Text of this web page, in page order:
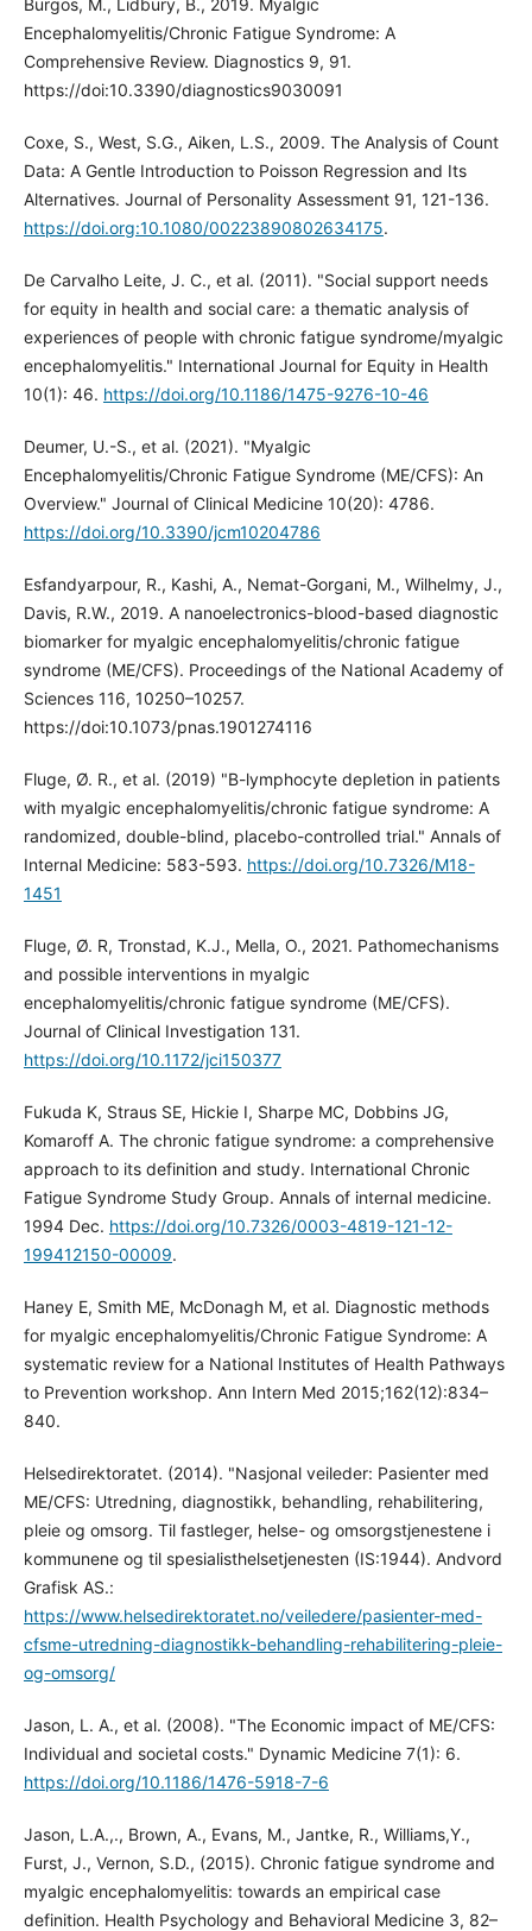
Encephalomyelitis/Chronic Fatigue Syndrome: A
Comprehensive Review. Diagnostics 9, 91.
https://doi:10.3390/diagnostics9030091
Coxe, S., West, S.G., Aiken, L.S., 2009. The Analysis of Count
Data: A Gentle Introduction to Poisson Regression and Its
Alternatives. Journal of Personality Assessment 91, 121-136.
https://doi.org:10.1080/00223890802634175.
De Carvalho Leite, J. C., et al. (2011). "Social support needs
for equity in health and social care: a thematic analysis of
experiences of people with chronic fatigue syndrome/myalgic
encephalomyelitis." International Journal for Equity in Health
10(1): 46. https://doi.org/10.1186/1475-9276-10-46
Deumer, U.-S., et al. (2021). "Myalgic
Encephalomyelitis/Chronic Fatigue Syndrome (ME/CFS): An
Overview." Journal of Clinical Medicine 10(20): 4786.
https://doi.org/10.3390/jcm10204786
Esfandyarpour, R., Kashi, A., Nemat-Gorgani, M., Wilhelmy, J.,
Davis, R.W., 2019. A nanoelectronics-blood-based diagnostic
biomarker for myalgic encephalomyelitis/chronic fatigue
syndrome (ME/CFS). Proceedings of the National Academy of
Sciences 116, 10250–10257.
https://doi:10.1073/pnas.1901274116
Fluge, Ø. R., et al. (2019) "B-lymphocyte depletion in patients
with myalgic encephalomyelitis/chronic fatigue syndrome: A
randomized, double-blind, placebo-controlled trial." Annals of
Internal Medicine: 583-593. https://doi.org/10.7326/M18-
1451
Fluge, Ø. R, Tronstad, K.J., Mella, O., 2021. Pathomechanisms
and possible interventions in myalgic
encephalomyelitis/chronic fatigue syndrome (ME/CFS).
Journal of Clinical Investigation 131.
https://doi.org/10.1172/jci150377
Fukuda K, Straus SE, Hickie I, Sharpe MC, Dobbins JG,
Komaroff A. The chronic fatigue syndrome: a comprehensive
approach to its definition and study. International Chronic
Fatigue Syndrome Study Group. Annals of internal medicine.
1994 Dec. https://doi.org/10.7326/0003-4819-121-12-
199412150-00009.
Haney E, Smith ME, McDonagh M, et al. Diagnostic methods
for myalgic encephalomyelitis/Chronic Fatigue Syndrome: A
systematic review for a National Institutes of Health Pathways
to Prevention workshop. Ann Intern Med 2015;162(12):834–
840.
Helsedirektoratet. (2014). "Nasjonal veileder: Pasienter med
ME/CFS: Utredning, diagnostikk, behandling, rehabilitering,
pleie og omsorg. Til fastleger, helse- og omsorgstjenestene i
kommunene og til spesialisthelsetjenesten (IS:1944). Andvord
Grafisk AS.:
https://www.helsedirektoratet.no/veiledere/pasienter-med-
cfsme-utredning-diagnostikk-behandling-rehabilitering-pleie-
og-omsorg/
Jason, L. A., et al. (2008). "The Economic impact of ME/CFS:
Individual and societal costs." Dynamic Medicine 7(1): 6.
https://doi.org/10.1186/1476-5918-7-6
Jason, L.A.,., Brown, A., Evans, M., Jantke, R., Williams,Y.,
Furst, J., Vernon, S.D., (2015). Chronic fatigue syndrome and
myalgic encephalomyelitis: towards an empirical case
definition. Health Psychology and Behavioral Medicine 3, 82–